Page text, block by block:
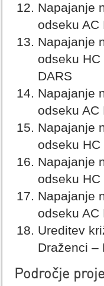
Napajanje
odseku AC
Napajanje
odseku HC
DARS
Napajanje
odseku AC
Napajanje
odseku HC
Napajanje
odseku HC
Napajanje
odseku AC
Ureditev
Draženci –
Področje